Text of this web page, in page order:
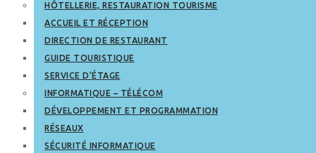
HÔTELLERIE, RESTAURATION TOURISME
ACCUEIL ET RÉCEPTION
DIRECTION DE RESTAURANT
GUIDE TOURISTIQUE
SERVICE D’ÉTAGE
INFORMATIQUE – TÉLÉCOM
DÉVELOPPEMENT ET PROGRAMMATION
RÉSEAUX
SÉCURITÉ INFORMATIQUE